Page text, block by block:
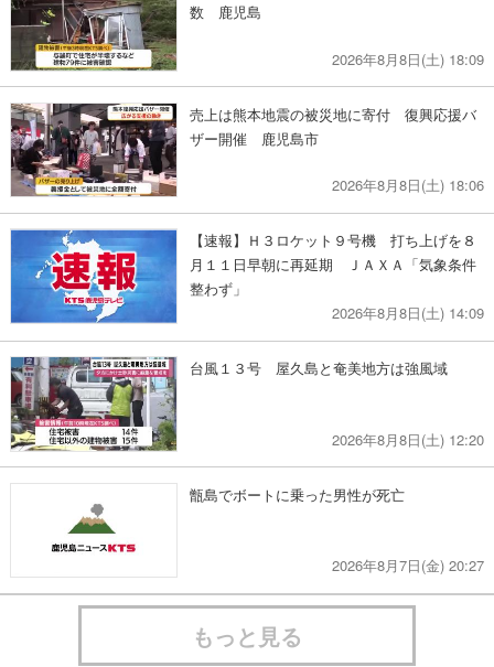
数 鹿児島
2026年8月8日(土) 18:09
売上は熊本地震の被災地に寄付 復興応援バ
ザー開催 鹿児島市
2026年8月8日(土) 18:06
【速報】Ｈ３ロケット９号機 打ち上げを８
月１１日早朝に再延期 ＪＡＸＡ「気象条件
整わず」
2026年8月8日(土) 14:09
台風１３号 屋久島と奄美地方は強風域
2026年8月8日(土) 12:20
甑島でボートに乗った男性が死亡
2026年8月7日(金) 20:27
もっと見る